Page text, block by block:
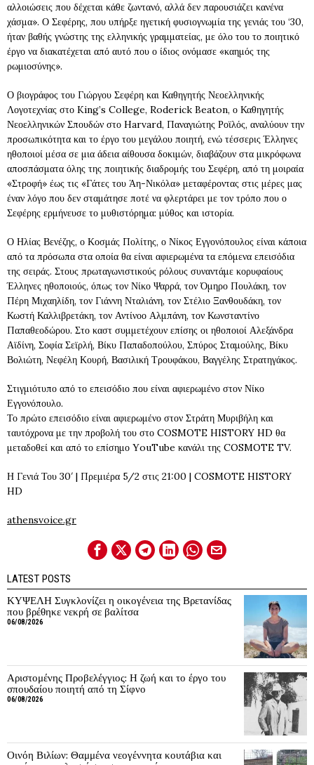
αλλοιώσεις που δέχεται κάθε ζωντανό, αλλά δεν παρουσιάζει κανένα
χάσμα». Ο Σεφέρης, που υπήρξε ηγετική φυσιογνωμία της γενιάς του ‘30,
ήταν βαθής γνώστης της ελληνικής γραμματείας, με όλο του το ποιητικό
έργο να διακατέχεται από αυτό που ο ίδιος ονόμασε «καημός της
ρωμιοσύνης».
Ο βιογράφος του Γιώργου Σεφέρη και Καθηγητής Νεοελληνικής
Λογοτεχνίας στο King’s College, Roderick Beaton, ο Καθηγητής
Νεοελληνικών Σπουδών στο Harvard, Παναγιώτης Ροϊλός, αναλύουν την
προσωπικότητα και το έργο του μεγάλου ποιητή, ενώ τέσσερις Έλληνες
ηθοποιοί μέσα σε μια άδεια αίθουσα δοκιμών, διαβάζουν στα μικρόφωνα
αποσπάσματα όλης της ποιητικής διαδρομής του Σεφέρη, από τη μοιραία
«Στροφή» έως τις «Γάτες του Άη-Νικόλα» μεταφέροντας στις μέρες μας
έναν λόγο που δεν σταμάτησε ποτέ να φλερτάρει με τον τρόπο που ο
Σεφέρης ερμήνευσε το μυθιστόρημα: μύθος και ιστορία.
Ο Ηλίας Βενέζης, ο Κοσμάς Πολίτης, ο Νίκος Εγγονόπουλος είναι κάποια
από τα πρόσωπα στα οποία θα είναι αφιερωμένα τα επόμενα επεισόδια
της σειράς. Στους πρωταγωνιστικούς ρόλους συναντάμε κορυφαίους
Έλληνες ηθοποιούς, όπως τον Νίκο Ψαρρά, τον Όμηρο Πουλάκη, τον
Πέρη Μιχαηλίδη, τον Γιάννη Νταλιάνη, τον Στέλιο Ξανθουδάκη, τον
Κωστή Καλλιβρετάκη, τον Αντίνοο Αλμπάνη, τον Κωνσταντίνο
Παπαθεοδώρου. Στο καστ συμμετέχουν επίσης οι ηθοποιοί Αλεξάνδρα
Αϊδίνη, Σοφία Σεϊρλή, Βίκυ Παπαδοπούλου, Σπύρος Σταμούλης, Βίκυ
Βολιώτη, Νεφέλη Κουρή, Βασιλική Τρουφάκου, Βαγγέλης Στρατηγάκος.
Στιγμιότυπο από το επεισόδιο που είναι αφιερωμένο στον Νίκο
Εγγονόπουλο.
Το πρώτο επεισόδιο είναι αφιερωμένο στον Στράτη Μυριβήλη και
ταυτόχρονα με την προβολή του στο COSMOTE HISTORY HD θα
μεταδοθεί και από το επίσημο ΥouTube κανάλι της COSMOTE TV.
Η Γενιά Του 30′ | Πρεμιέρα 5/2 στις 21:00 | COSMOTE HISTORY
HD
athensvoice.gr
LATEST POSTS
ΚΥΨΕΛΗ Συγκλονίζει η οικογένεια της Βρετανίδας
που βρέθηκε νεκρή σε βαλίτσα
06/08/2026
Αριστομένης Προβελέγγιος: Η ζωή και το έργο του
σπουδαίου ποιητή από τη Σίφνο
06/08/2026
Οινόη Βιλίων: Θαμμένα νεογέννητα κουτάβια και